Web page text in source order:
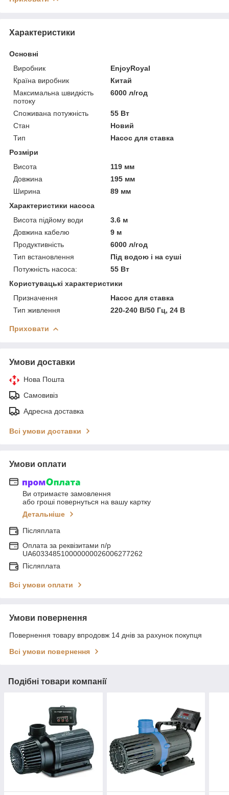
Характеристики
Основні
Виробник
EnjoyRoyal
Країна виробник
Китай
Максимальна швидкість
потоку
6000 л/год
Споживана потужність
55 Вт
Стан
Новий
Тип
Насос для ставка
Розміри
Висота
119 мм
Довжина
195 мм
Ширина
89 мм
Характеристики насоса
Висота підйому води
3.6 м
Довжина кабелю
9 м
Продуктивність
6000 л/год
Тип встановлення
Під водою і на суші
Потужність насоса:
55 Вт
Користувацькі характеристики
Призначення
Насос для ставка
Тип живлення
220-240 В/50 Гц, 24 B
Приховати
Умови доставки
Нова Пошта
Самовивіз
Адресна доставка
Всі умови доставки
Умови оплати
Ви отримаєте замовлення
або гроші повернуться на вашу картку
Детальніше
Післяплата
Оплата за реквізитами п/р
UA603348510000000026006277262
Післяплата
Всі умови оплати
Умови повернення
Повернення товару впродовж 14 днів за рахунок покупця
Всі умови повернення
Подібні товари компанії